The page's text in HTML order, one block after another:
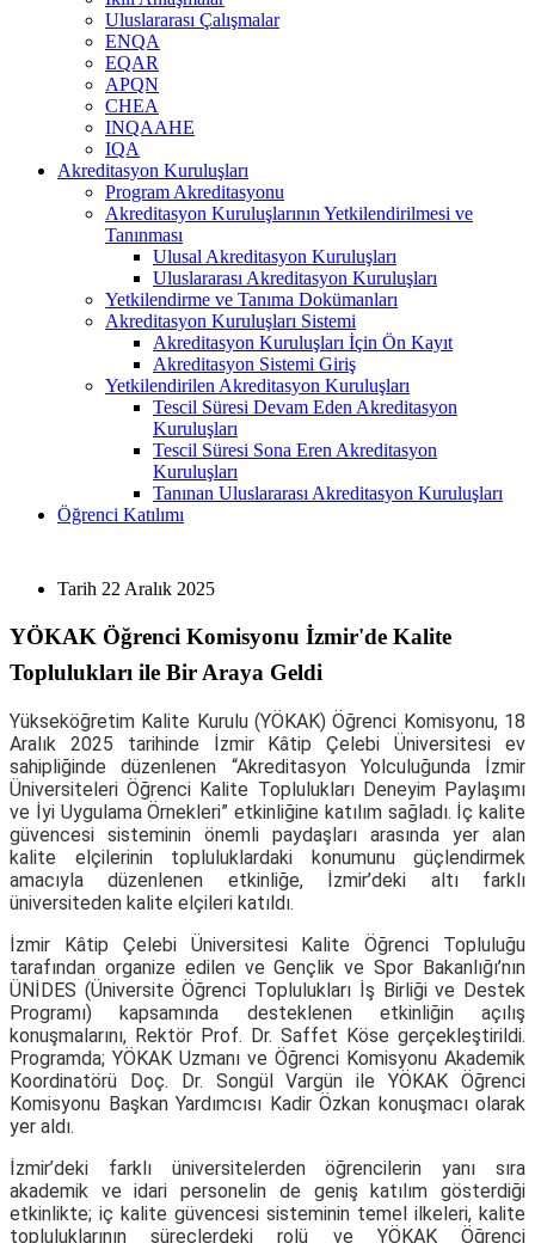
Uluslararası Çalışmalar
ENQA
EQAR
APQN
CHEA
INQAAHE
IQA
Akreditasyon Kuruluşları
Program Akreditasyonu
Akreditasyon Kuruluşlarının Yetkilendirilmesi ve
Tanınması
Ulusal Akreditasyon Kuruluşları
Uluslararası Akreditasyon Kuruluşları
Yetkilendirme ve Tanıma Dokümanları
Akreditasyon Kuruluşları Sistemi
Akreditasyon Kuruluşları İçin Ön Kayıt
Akreditasyon Sistemi Giriş
Yetkilendirilen Akreditasyon Kuruluşları
Tescil Süresi Devam Eden Akreditasyon
Kuruluşları
Tescil Süresi Sona Eren Akreditasyon
Kuruluşları
Tanınan Uluslararası Akreditasyon Kuruluşları
Öğrenci Katılımı
Tarih 22 Aralık 2025
YÖKAK Öğrenci Komisyonu İzmir'de Kalite
Toplulukları ile Bir Araya Geldi
Yükseköğretim Kalite Kurulu (YÖKAK) Öğrenci Komisyonu, 18
Aralık 2025 tarihinde İzmir Kâtip Çelebi Üniversitesi ev
sahipliğinde düzenlenen “Akreditasyon Yolculuğunda İzmir
Üniversiteleri Öğrenci Kalite Toplulukları Deneyim Paylaşımı
ve İyi Uygulama Örnekleri” etkinliğine katılım sağladı. İç kalite
güvencesi sisteminin önemli paydaşları arasında yer alan
kalite elçilerinin topluluklardaki konumunu güçlendirmek
amacıyla düzenlenen etkinliğe, İzmir’deki altı farklı
üniversiteden kalite elçileri katıldı.
İzmir Kâtip Çelebi Üniversitesi Kalite Öğrenci Topluluğu
tarafından organize edilen ve Gençlik ve Spor Bakanlığı’nın
ÜNİDES (Üniversite Öğrenci Toplulukları İş Birliği ve Destek
Programı) kapsamında desteklenen etkinliğin açılış
konuşmalarını, Rektör Prof. Dr. Saffet Köse gerçekleştirildi.
Programda; YÖKAK Uzmanı ve Öğrenci Komisyonu Akademik
Koordinatörü Doç. Dr. Songül Vargün ile YÖKAK Öğrenci
Komisyonu Başkan Yardımcısı Kadir Özkan konuşmacı olarak
yer aldı.
İzmir’deki farklı üniversitelerden öğrencilerin yanı sıra
akademik ve idari personelin de geniş katılım gösterdiği
etkinlikte; iç kalite güvencesi sisteminin temel ilkeleri, kalite
topluluklarının süreçlerdeki rolü ve YÖKAK Öğrenci